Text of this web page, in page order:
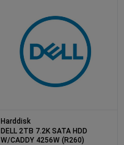
Harddisk
DELL 2TB 7.2K SATA HDD
W/CADDY 4256W (R260)